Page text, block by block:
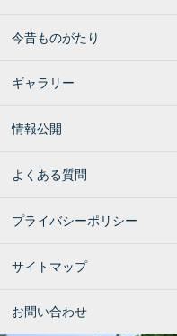
今昔ものがたり
ギャラリー
情報公開
よくある質問
プライバシーポリシー
サイトマップ
お問い合わせ